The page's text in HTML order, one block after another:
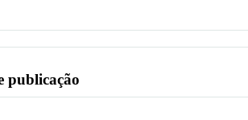
publicação